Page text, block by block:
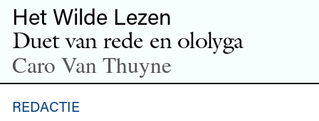
Het Wilde Lezen
Duet van rede en ololyga
Caro Van Thuyne
REDACTIE